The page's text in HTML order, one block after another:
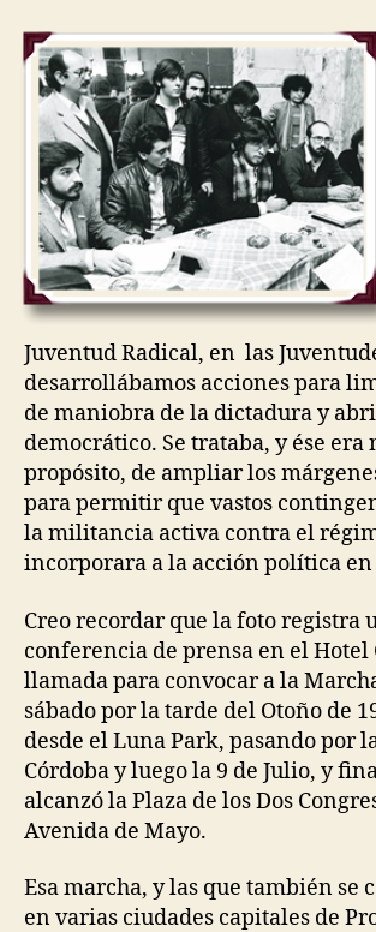
Juventud Radical, en las
desarrollábamos acciones para
de maniobra de la dictadura y
democrático. Se trataba, y ése era
propósito, de ampliar los
para permitir que vastos
la militancia activa contra el
incorporara a la acción política en
Creo recordar que la foto registra
conferencia de prensa en el Hotel
llamada para convocar a la
sábado por la tarde del Otoño de
desde el Luna Park, pasando por
Córdoba y luego la 9 de Julio, y
alcanzó la Plaza de los Dos
Avenida de Mayo.
Esa marcha, y las que también se
en varias ciudades capitales de